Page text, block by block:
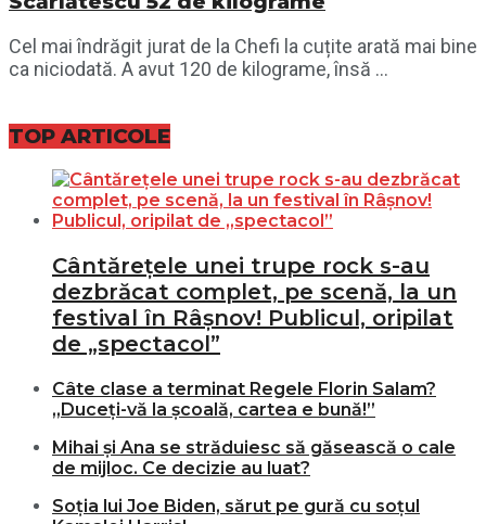
Cel mai îndrăgit jurat de la Chefi la cuțite arată mai bine
ca niciodată. A avut 120 de kilograme, însă ...
TOP ARTICOLE
Cântărețele unei trupe rock s-au
dezbrăcat complet, pe scenă, la un
festival în Râșnov! Publicul, oripilat
de „spectacol”
Câte clase a terminat Regele Florin Salam?
„Duceți-vă la școală, cartea e bună!”
Mihai și Ana se străduiesc să găsească o cale
de mijloc. Ce decizie au luat?
Soția lui Joe Biden, sărut pe gură cu soțul